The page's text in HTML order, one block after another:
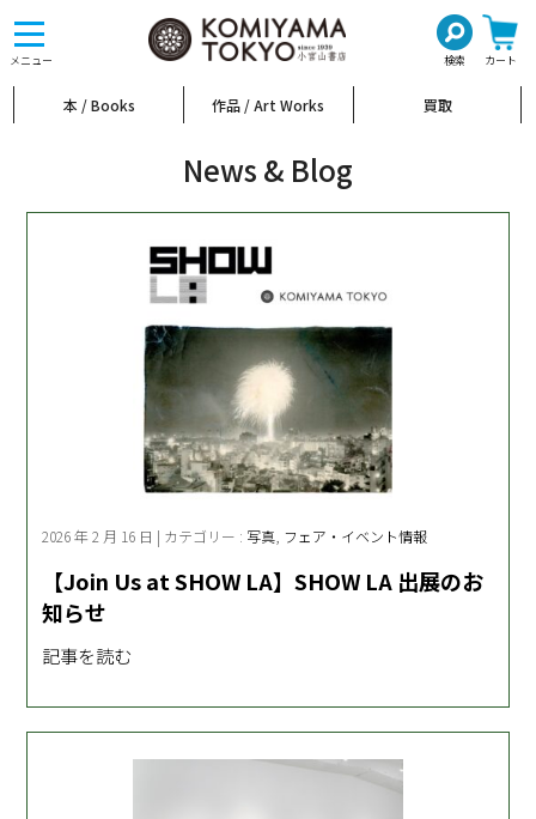
メニュー 検索 カート
toggle
navigation
本 / Books 作品 / Art Works 買取
News & Blog
2026 年 2 月 16 日 | カテゴリー : 写真 フェア・イベント情報
【Join Us at SHOW LA】SHOW LA 出展のお
知らせ
記事を読む